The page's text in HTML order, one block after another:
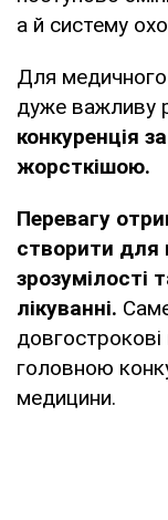
а й систему
Для медичного
дуже важливу
конкуренція
жорсткішою.
Перевагу
створити для
зрозумілості
лікуванні.
головною
медицини.